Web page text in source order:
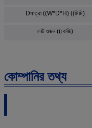
Dমাত্রা ((W*D*H) ((মিমি)
নেট ওজন ((কেজি)
কোম্পানির তথ্য